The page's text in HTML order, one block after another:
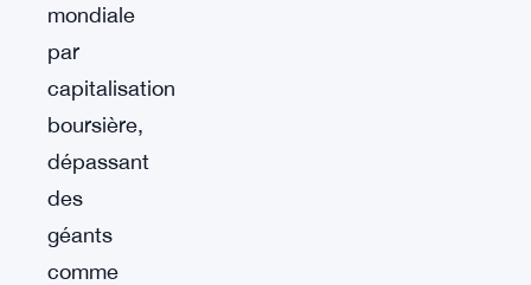
mondiale
par
capitalisation
boursière,
dépassant
des
géants
comme